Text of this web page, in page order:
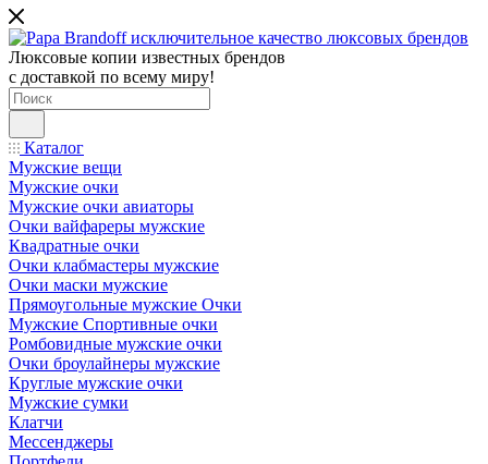
Люксовые копии известных брендов
с доставкой по всему миру!
Каталог
Мужские вещи
Мужские очки
Мужские очки авиаторы
Очки вайфареры мужские
Квадратные очки
Очки клабмастеры мужские
Очки маски мужские
Прямоугольные мужские Очки
Мужские Спортивные очки
Ромбовидные мужские очки
Очки броулайнеры мужские
Круглые мужские очки
Мужские сумки
Клатчи
Мессенджеры